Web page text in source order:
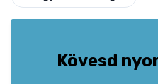
Kövesd